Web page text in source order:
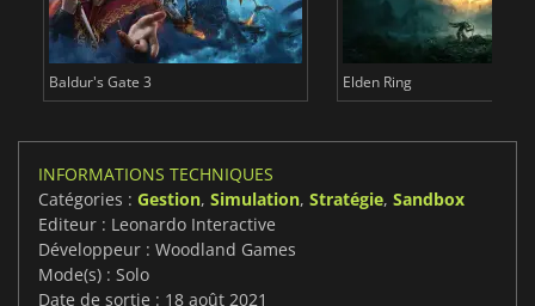
Baldur's Gate 3 Elden Ring
INFORMATIONS TECHNIQUES
Catégories : Gestion, Simulation, Stratégie, Sandbox
Editeur : Leonardo Interactive
Développeur : Woodland Games
Mode(s) : Solo
Date de sortie : 18 août 2021